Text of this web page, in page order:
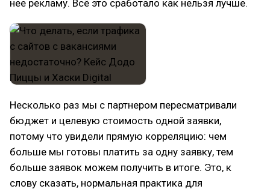
нее рекламу. Всё это сработало как нельзя лучше.
Несколько раз мы с партнером пересматривали
бюджет и целевую стоимость одной заявки,
потому что увидели прямую корреляцию: чем
больше мы готовы платить за одну заявку, тем
больше заявок можем получить в итоге. Это, к
слову сказать, нормальная практика для